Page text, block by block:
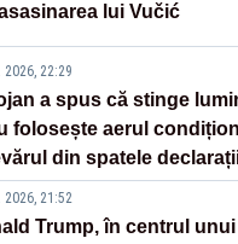
lui Vučić
2026, 22:29
a spus că stinge
folosește aerul
din spatele
2026, 21:52
Trump, în centrul